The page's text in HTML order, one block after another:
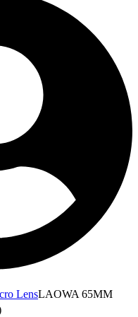
LensLAOWA 65MM